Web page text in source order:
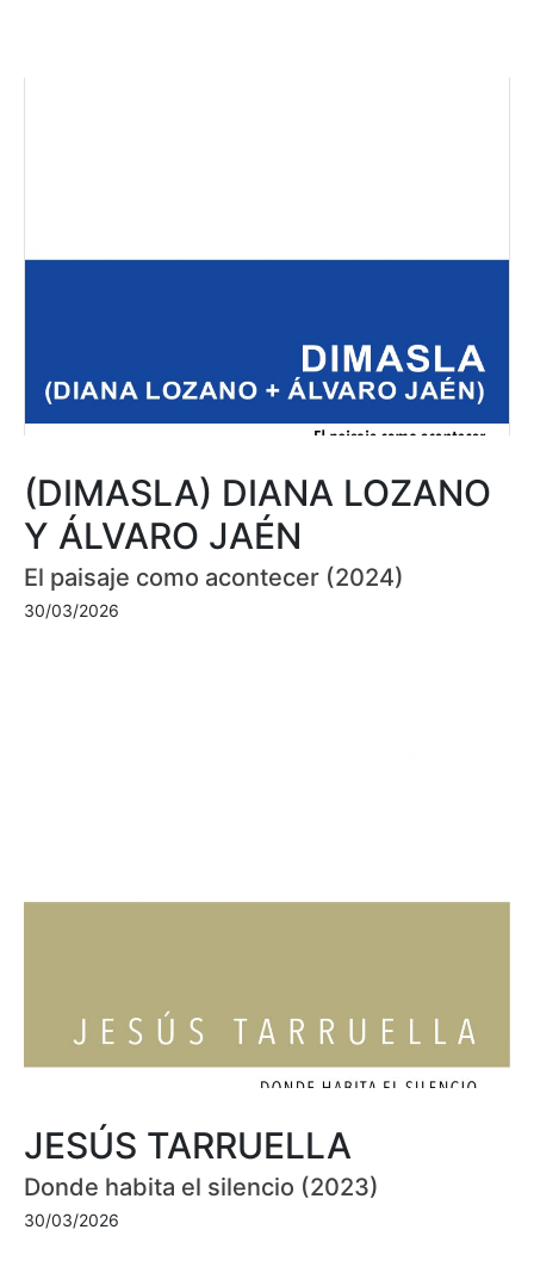
(DIMASLA) DIANA LOZANO
Y ÁLVARO JAÉN
El paisaje como acontecer (2024)
30/03/2026
JESÚS TARRUELLA
Donde habita el silencio (2023)
30/03/2026